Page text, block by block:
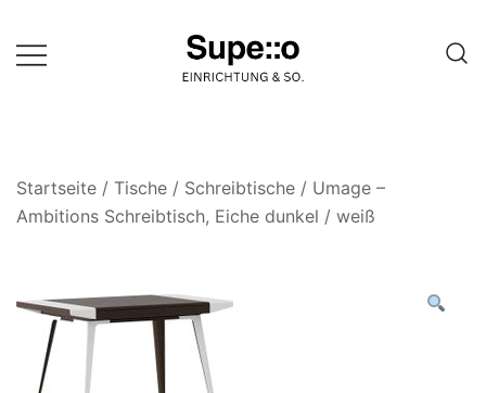
zum
Inhalt
einer Website
Startseite / Tische / Schreibtische / Umage –
Ambitions Schreibtisch, Eiche dunkel / weiß